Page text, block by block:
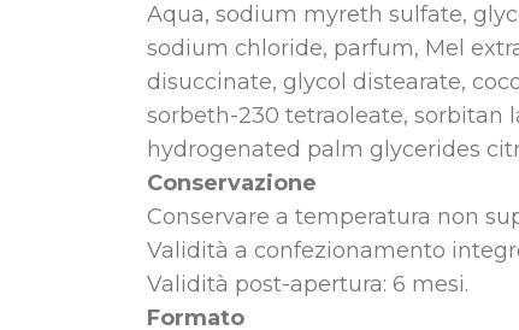
Aqua, sodium myreth sulfate,
sodium chloride, parfum, Mel
disuccinate, glycol distearate,
sorbeth-230 tetraoleate, sorbitan
hydrogenated palm glycerides
Conservazione
Conservare a temperatura non
Validità a confezionamento
Validità post-apertura: 6 mesi.
Formato